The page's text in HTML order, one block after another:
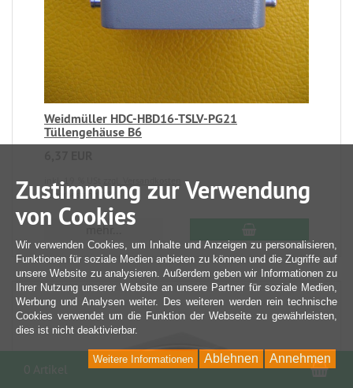
Weidmüller HDC-HBD16-TSLV-PG21
Tüllengehäuse B6
inkl. 19 % USt
Lagerbestand 202
mehr...
Zustimmung zur Verwendung
von Cookies
Wir verwenden Cookies, um Inhalte und Anzeigen zu personalisieren,
Funktionen für soziale Medien anbieten zu können und die Zugriffe auf
unsere Website zu analysieren. Außerdem geben wir Informationen zu
Ihrer Nutzung unserer Website an unsere Partner für soziale Medien,
Werbung und Analysen weiter. Des weiteren werden rein technische
Cookies verwendet um die Funktion der Webseite zu gewährleisten,
dies ist nicht deaktivierbar.
Annehmen
Ablehnen
Weitere Informationen